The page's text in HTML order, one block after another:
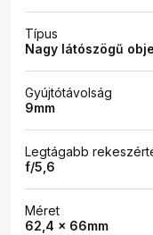
Típus
Nagy látószögű
Gyújtótávolság
9mm
Legtágabb
f/5,6
Méret
62,4 x 66mm